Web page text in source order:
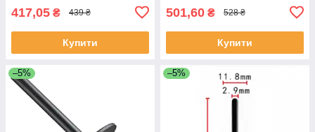
417,05 ₴ 439 ₴
Купити
501,60 ₴ 528 ₴
Купити
–5% –5%